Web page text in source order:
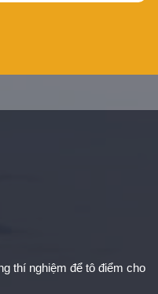
thí nghiệm để tô điểm cho